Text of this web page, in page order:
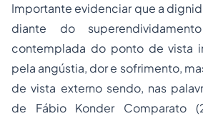
Importante evidenciar que a
diante do
contemplada do ponto de vista
pela angústia, dor e sofrimento,
de vista externo sendo, nas
de Fábio Konder Comparato